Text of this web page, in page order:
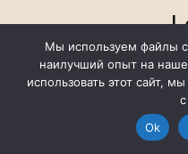
Мы используем файлы
наилучший опыт на
использовать этот сайт,
Ok